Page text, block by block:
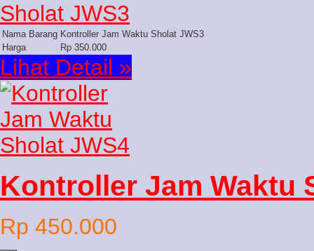
Nama Barang Kontroller Jam Waktu Sholat JWS3
Harga
Rp 350.000
Lihat Detail »
Kontroller Jam Waktu
Rp 450.000